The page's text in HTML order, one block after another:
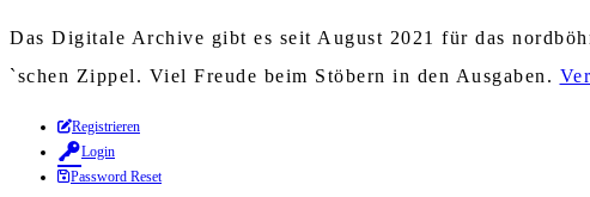
Das Digitale Archive gibt es seit August 2021 für das
`schen Zippel. Viel Freude beim Stöbern in den Ausgaben.
Zum
Inhalt
springen
Registrieren
Login
Password Reset